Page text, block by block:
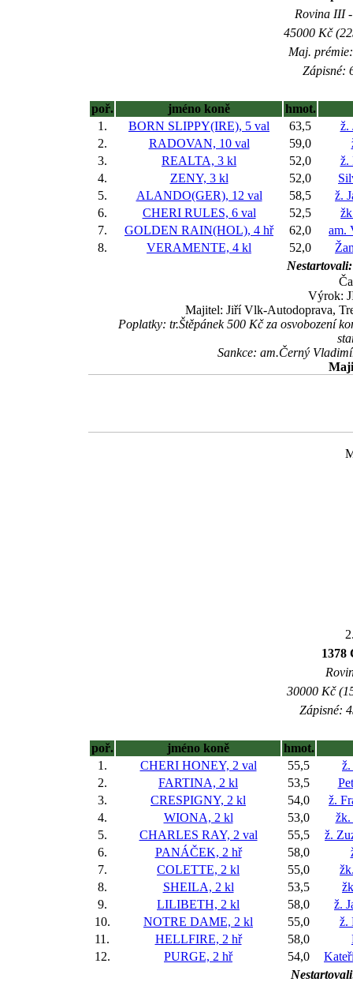
Rovina III
45000 Kč
Maj.
Zápisné:
poř. jméno koně
hmot.
1.
BORN SLIPPY(IRE), 5 val 63,5
ž.
2.
RADOVAN, 10 val 59,0
3.
REALTA, 3 kl 52,0
ž.
4.
ZENY, 3 kl 52,0
5.
ALANDO(GER), 12 val 58,5
ž.
6.
CHERI RULES, 6 val 52,5
7.
GOLDEN RAIN(HOL), 4 hř 62,0
am.
8.
VERAMENTE, 4 kl 52,0
Nestartovali:
Výrok:
Majitel: Jiří Vlk-Autodoprava,
Poplatky: tr.Štěpánek 500 Kč za osvobození
Sankce: am.Černý
1378
30000 Kč
Zápisné:
poř. jméno koně
hmot.
1.
CHERI HONEY, 2 val 55,5
ž.
2.
FARTINA, 2 kl 53,5
3.
CRESPIGNY, 2 kl 54,0
ž.
4.
WIONA, 2 kl 53,0
žk.
5.
CHARLES RAY, 2 val 55,5
ž.
6.
PANÁČEK, 2 hř 58,0
7.
COLETTE, 2 kl 55,0
8.
SHEILA, 2 kl 53,5
9.
LILIBETH, 2 kl 58,0
ž.
10.
NOTRE DAME, 2 kl 55,0
ž.
11.
HELLFIRE, 2 hř 58,0
12.
PURGE, 2 hř 54,0